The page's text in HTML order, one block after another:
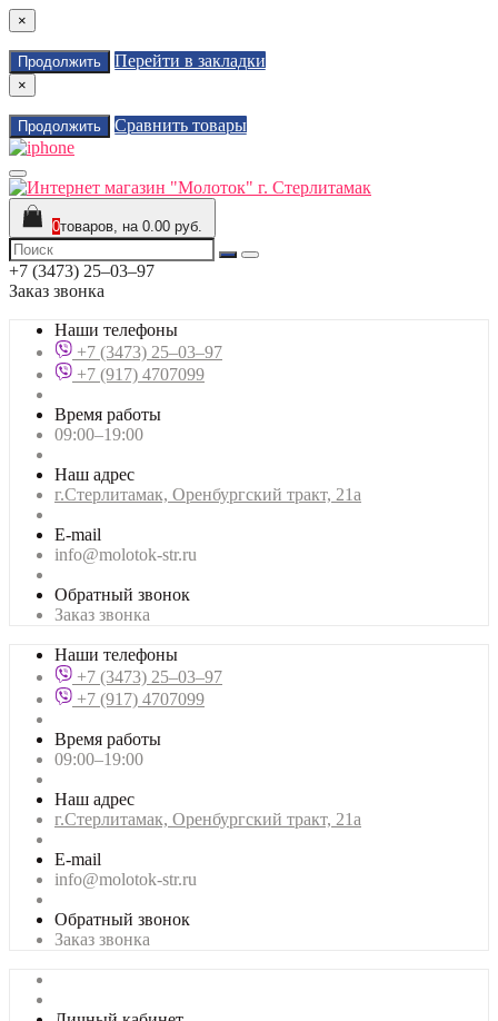
×
Продолжить Перейти в закладки
×
Продолжить Сравнить товары
0товаров, на 0.00 руб.
+7 (3473) 25‒03‒97
Заказ звонка
Наши телефоны
+7 (3473) 25‒03‒97
+7 (917) 4707099
Время работы
09:00–19:00
Наш адрес
г.Стерлитамак, Оренбургский тракт, 21а
E-mail
info@molotok-str.ru
Обратный звонок
Заказ звонка
Наши телефоны
+7 (3473) 25‒03‒97
+7 (917) 4707099
Время работы
09:00–19:00
Наш адрес
г.Стерлитамак, Оренбургский тракт, 21а
E-mail
info@molotok-str.ru
Обратный звонок
Заказ звонка